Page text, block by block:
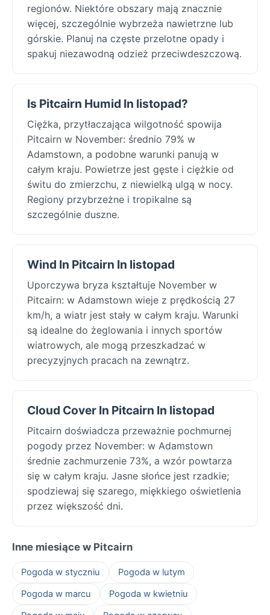
regionów. Niektóre obszary mają znacznie
więcej, szczególnie wybrzeża nawietrzne lub
górskie. Planuj na częste przelotne opady i
spakuj niezawodną odzież przeciwdeszczową.
Is Pitcairn Humid In listopad?
Ciężka, przytłaczająca wilgotność spowija
Pitcairn w November: średnio 79% w
Adamstown, a podobne warunki panują w
całym kraju. Powietrze jest gęste i ciężkie od
świtu do zmierzchu, z niewielką ulgą w nocy.
Regiony przybrzeżne i tropikalne są
szczególnie duszne.
Wind In Pitcairn In listopad
Uporczywa bryza kształtuje November w
Pitcairn: w Adamstown wieje z prędkością 27
km/h, a wiatr jest stały w całym kraju. Warunki
są idealne do żeglowania i innych sportów
wiatrowych, ale mogą przeszkadzać w
precyzyjnych pracach na zewnątrz.
Cloud Cover In Pitcairn In listopad
Pitcairn doświadcza przeważnie pochmurnej
pogody przez November: w Adamstown
średnie zachmurzenie 73%, a wzór powtarza
się w całym kraju. Jasne słońce jest rzadkie;
spodziewaj się szarego, miękkiego oświetlenia
przez większość dni.
Inne miesiące w Pitcairn
Pogoda w styczniu
Pogoda w lutym
Pogoda w marcu
Pogoda w kwietniu